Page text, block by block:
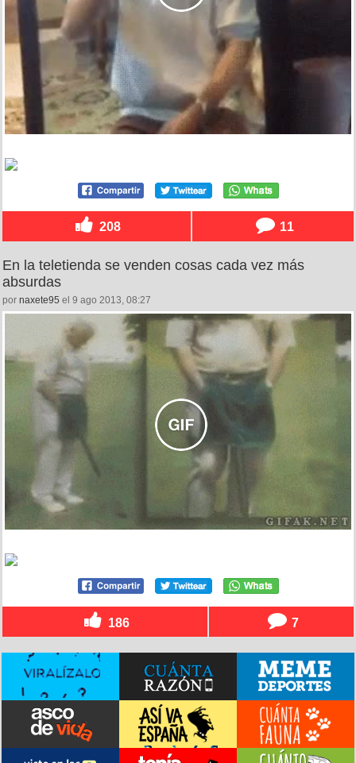
208 11
En la teletienda se venden cosas cada vez más
absurdas
por naxete95 el 9 ago 2013, 08:27
186 7